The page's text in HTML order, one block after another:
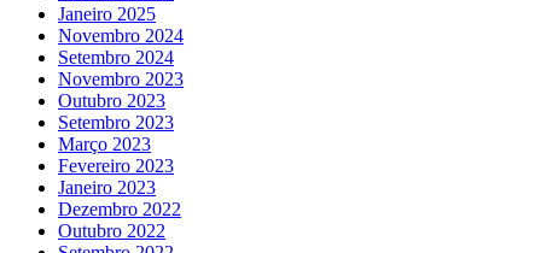
Janeiro 2025
Novembro 2024
Setembro 2024
Novembro 2023
Outubro 2023
Setembro 2023
Março 2023
Fevereiro 2023
Janeiro 2023
Dezembro 2022
Outubro 2022